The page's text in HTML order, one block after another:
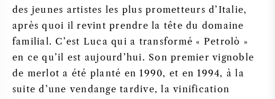
des jeunes artistes les plus prometteurs d’Italie,
après quoi il revint prendre la tête du domaine
familial. C’est Luca qui a transformé « Petrolò »
en ce qu’il est aujourd’hui. Son premier vignoble
de merlot a été planté en 1990, et en 1994, à la
suite d’une vendange tardive, la vinification